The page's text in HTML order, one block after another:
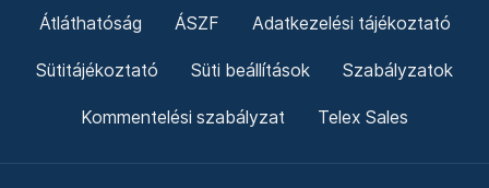
Átláthatóság ÁSZF Adatkezelési tájékoztató
Sütitájékoztató Süti beállítások Szabályzatok
Kommentelési szabályzat Telex Sales